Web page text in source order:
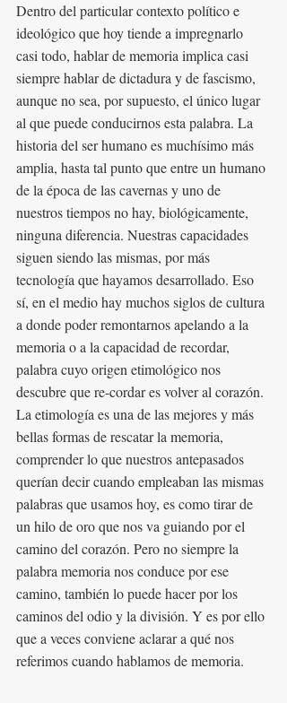
Dentro del particular contexto político e
ideológico que hoy tiende a impregnarlo
casi todo, hablar de memoria implica casi
siempre hablar de dictadura y de fascismo,
aunque no sea, por supuesto, el único lugar
al que puede conducirnos esta palabra. La
historia del ser humano es muchísimo más
amplia, hasta tal punto que entre un humano
de la época de las cavernas y uno de
nuestros tiempos no hay, biológicamente,
ninguna diferencia. Nuestras capacidades
siguen siendo las mismas, por más
tecnología que hayamos desarrollado. Eso
sí, en el medio hay muchos siglos de cultura
a donde poder remontarnos apelando a la
memoria o a la capacidad de recordar,
palabra cuyo origen etimológico nos
descubre que re-cordar es volver al corazón.
La etimología es una de las mejores y más
bellas formas de rescatar la memoria,
comprender lo que nuestros antepasados
querían decir cuando empleaban las mismas
palabras que usamos hoy, es como tirar de
un hilo de oro que nos va guiando por el
camino del corazón. Pero no siempre la
palabra memoria nos conduce por ese
camino, también lo puede hacer por los
caminos del odio y la división. Y es por ello
que a veces conviene aclarar a qué nos
referimos cuando hablamos de memoria.